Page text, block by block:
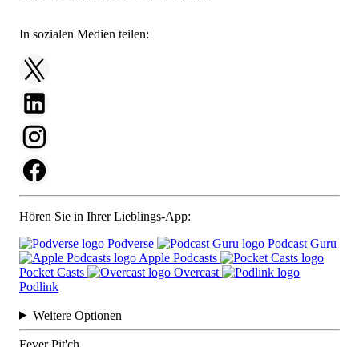
In sozialen Medien teilen:
Hören Sie in Ihrer Lieblings-App:
Podverse
Podcast Guru
Apple Podcasts
Pocket Casts
Overcast
Podlink
Weitere Optionen
Fever Pit'ch